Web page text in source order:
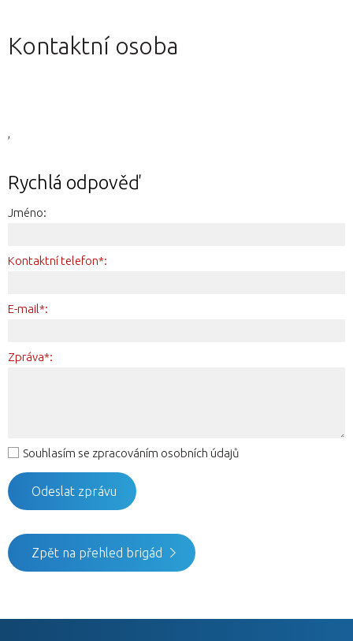
Kontaktní osoba
Rychlá odpověď
Jméno:
Kontaktní telefon*:
E-mail*:
Zpráva*:
Souhlasím se zpracováním osobních údajů
Zpět na přehled brigád